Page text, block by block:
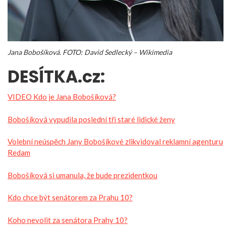
Jana Bobošíková. FOTO: David Sedlecký – Wikimedia
DESÍTKA.cz:
VIDEO Kdo je Jana Bobošíková?
Bobošíková vypudila poslední tři staré lidické ženy
Volební neúspěch Jany Bobošíkové zlikvidoval reklamní agenturu
Redam
Bobošíková si umanula, že bude prezidentkou
Kdo chce být senátorem za Prahu 10?
Koho nevolit za senátora Prahy 10?